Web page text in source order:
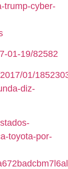
trump-cyber-
01-19/82582
01/
diz-
toyota-por-